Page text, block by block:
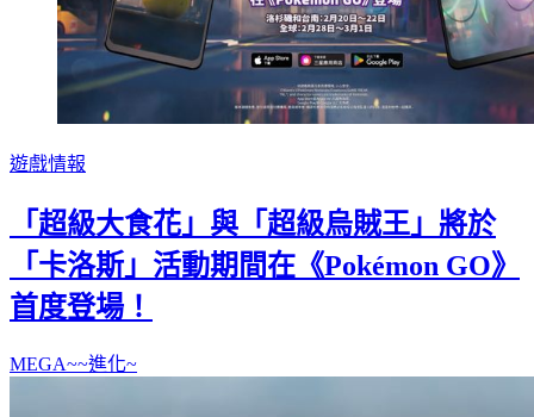
遊戲情報
「超級大食花」與「超級烏賊王」將於
「卡洛斯」活動期間在《Pokémon GO》
首度登場！
MEGA~~進化~